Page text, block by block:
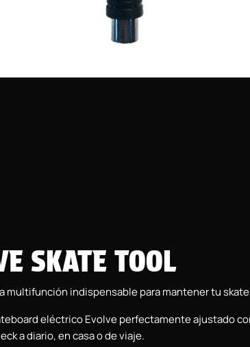
SKATE TOOL
multifunción indispensable para mantener tu
eléctrico Evolve perfectamente ajustado
a diario, en casa o de viaje.